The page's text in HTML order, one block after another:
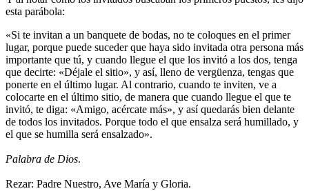
esta parábola:
«Si te invitan a un banquete de bodas, no te coloques en el primer
lugar, porque puede suceder que haya sido invitada otra persona más
importante que tú, y cuando llegue el que los invitó a los dos, tenga
que decirte: «Déjale el sitio», y así, lleno de vergüenza, tengas que
ponerte en el último lugar. Al contrario, cuando te inviten, ve a
colocarte en el último sitio, de manera que cuando llegue el que te
invitó, te diga: «Amigo, acércate más», y así quedarás bien delante
de todos los invitados. Porque todo el que ensalza será humillado, y
el que se humilla será ensalzado».
Palabra de Dios.
Rezar: Padre Nuestro, Ave María y Gloria.